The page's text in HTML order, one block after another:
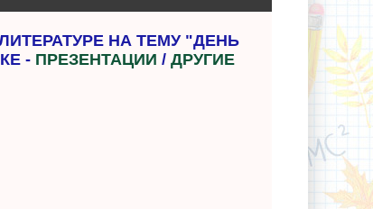
НА ТЕМУ "ДЕНЬ
- ПРЕЗЕНТАЦИИ / ДРУГИЕ